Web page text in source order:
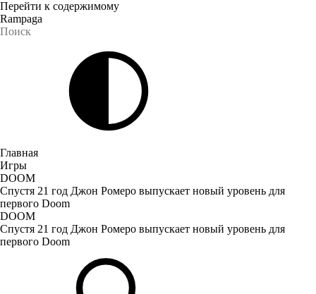
Перейти к содержимому
Rampaga
Главная
Игры
DOOM
Спустя 21 год Джон Ромеро выпускает новый уровень для
первого Doom
DOOM
Спустя 21 год Джон Ромеро выпускает новый уровень для
первого Doom